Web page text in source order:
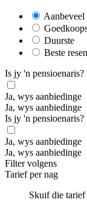
Aanbeveel
Duurste
Beste
Is jy 'n pensioenaris?
Ja, wys aanbiedinge
Ja, wys aanbiedinge
Is jy 'n pensioenaris?
Ja, wys aanbiedinge
Ja, wys aanbiedinge
Filter volgens
Tarief per nag
Skuif die tarief